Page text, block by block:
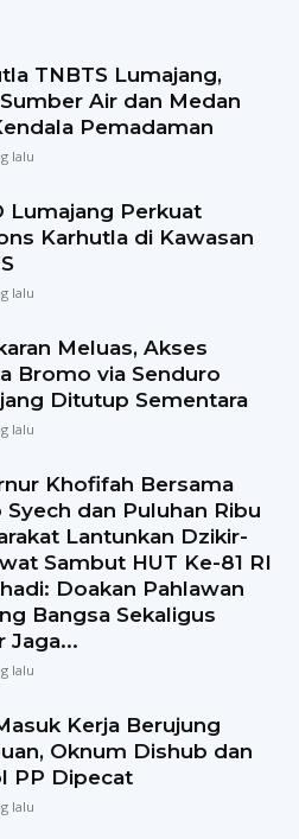
TNBTS Lumajang,
Air dan Medan
Pemadaman
lalu
Lumajang Perkuat
Karhutla di Kawasan
lalu
Meluas, Akses
Bromo via Senduro
Ditutup Sementara
lalu
Khofifah Bersama
Syech dan Puluhan Ribu
Lantunkan Dzikir-
Sambut HUT Ke-81 RI
Doakan Pahlawan
Bangsa Sekaligus
Jaga...
lalu
Kerja Berujung
Oknum Dishub dan
PP Dipecat
lalu